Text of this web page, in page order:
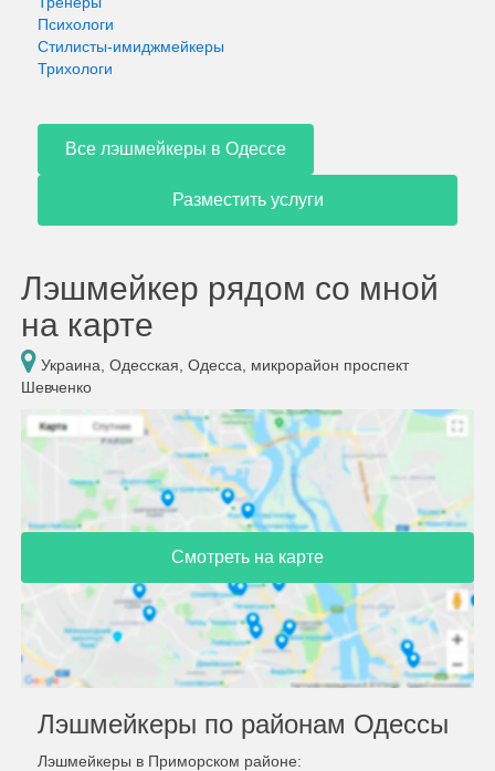
Психологи
Стилисты-имиджмейкеры
Трихологи
Все лэшмейкеры в Одессе
Разместить услуги
Лэшмейкер рядом со мной
на карте
Украина, Одесская, Одесса, микрорайон проспект
Шевченко
Смотреть на карте
Лэшмейкеры по районам Одессы
Лэшмейкеры в Приморском районе: